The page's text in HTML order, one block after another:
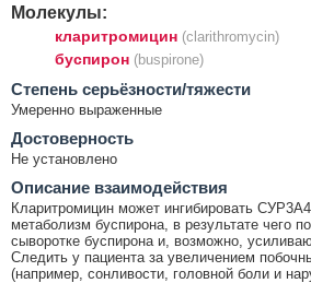
Молекулы:
кларитромицин (clarithromycin)
буспирон (buspirone)
Cтепень серьёзности/тяжести
Умеренно выраженные
Достоверность
Не установлено
Описание взаимодействия
Кларитромицин может ингибировать
метаболизм буспирона, в результате чего
сыворотке буспирона и, возможно,
Следить у пациента за увеличением
(например, сонливости, головной боли и